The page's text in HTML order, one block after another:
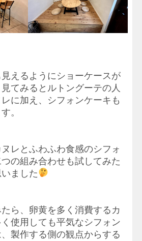
えるようにショーケースが
てみるとルトングーテの人
に加え、シフォンケーキも
。
レとふわふわ食感のシフォ
の組み合わせも試してみた
ました
ら、卵黄を多く消費するカ
使用しても平気なシフォン
製作する側の観点からする